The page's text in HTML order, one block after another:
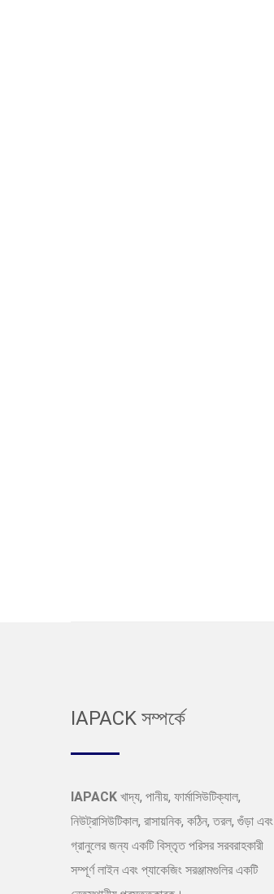
IAPACK সম্পর্কে
IAPACK খাদ্য, পানীয়, ফার্মাসিউটিক্যাল,
নিউট্রাসিউটিকাল, রাসায়নিক, কঠিন, তরল, গুঁড়া এবং
গ্রানুলের জন্য একটি বিস্তৃত পরিসর সরবরাহকারী
সম্পূর্ণ লাইন এবং প্যাকেজিং সরঞ্জামগুলির একটি